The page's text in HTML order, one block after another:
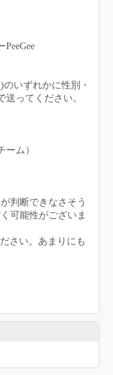
)のいずれかに性別・
ってください。
ム）
判断できなさそう
可能性がございま
さい。あまりにも